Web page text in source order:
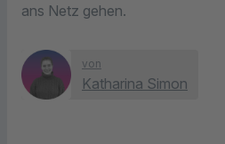
ans Netz gehen.
von
Katharina Simon